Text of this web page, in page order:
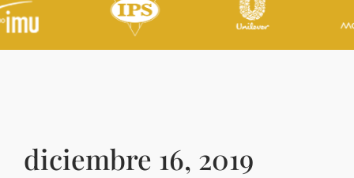
diciembre 16, 2019